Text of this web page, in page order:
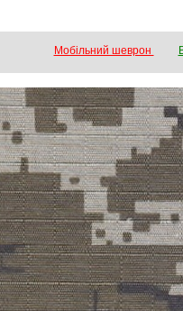
Мобільний шеврон